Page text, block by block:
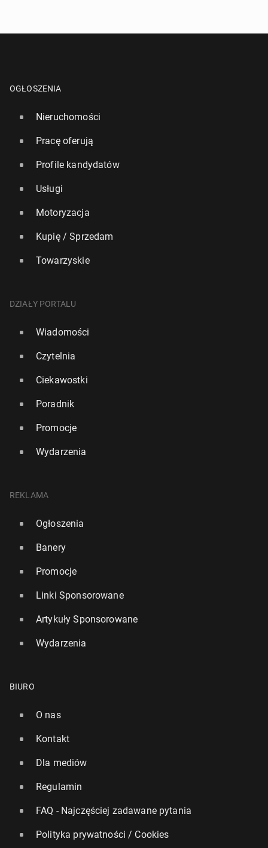
OGŁOSZENIA
Nieruchomości
Pracę oferują
Profile kandydatów
Usługi
Motoryzacja
Kupię / Sprzedam
Towarzyskie
DZIAŁY PORTALU
Wiadomości
Czytelnia
Ciekawostki
Poradnik
Promocje
Wydarzenia
REKLAMA
Ogłoszenia
Banery
Promocje
Linki Sponsorowane
Artykuły Sponsorowane
Wydarzenia
BIURO
O nas
Kontakt
Dla mediów
Regulamin
FAQ - Najczęściej zadawane pytania
Polityka prywatności / Cookies